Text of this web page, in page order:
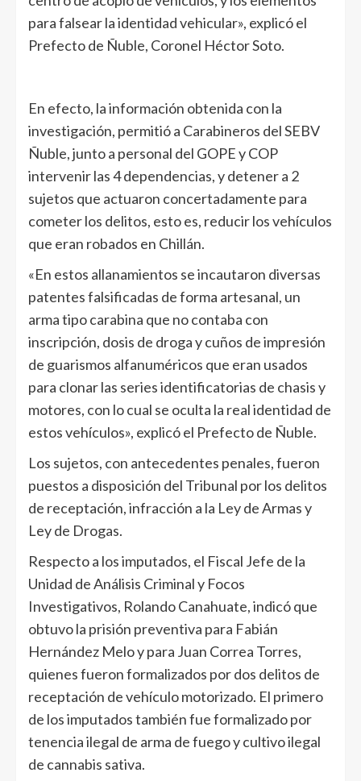
para falsear la identidad vehicular», explicó el
Prefecto de Ñuble, Coronel Héctor Soto.
En efecto, la información obtenida con la
investigación, permitió a Carabineros del SEBV
Ñuble, junto a personal del GOPE y COP
intervenir las 4 dependencias, y detener a 2
sujetos que actuaron concertadamente para
cometer los delitos, esto es, reducir los vehículos
que eran robados en Chillán.
«En estos allanamientos se incautaron diversas
patentes falsificadas de forma artesanal, un
arma tipo carabina que no contaba con
inscripción, dosis de droga y cuños de impresión
de guarismos alfanuméricos que eran usados
para clonar las series identificatorias de chasis y
motores, con lo cual se oculta la real identidad de
estos vehículos», explicó el Prefecto de Ñuble.
Los sujetos, con antecedentes penales, fueron
puestos a disposición del Tribunal por los delitos
de receptación, infracción a la Ley de Armas y
Ley de Drogas.
Respecto a los imputados, el Fiscal Jefe de la
Unidad de Análisis Criminal y Focos
Investigativos, Rolando Canahuate, indicó que
obtuvo la prisión preventiva para Fabián
Hernández Melo y para Juan Correa Torres,
quienes fueron formalizados por dos delitos de
receptación de vehículo motorizado. El primero
de los imputados también fue formalizado por
tenencia ilegal de arma de fuego y cultivo ilegal
de cannabis sativa.